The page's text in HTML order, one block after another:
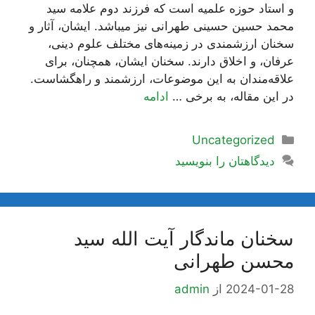
و استاد حوزه علمیه است که فرزند دوم علامه سید
محمد حسین حسینی طهرانی نیز میباشد. ایشان، آثار و
سخنان ارزشمندی در زمینه‌های مختلف علوم دینی،
عرفان، و اخلاق دارند. سخنان ایشان، همچنان، برای
علاقه‌مندان به این موضوعات، ارزشمند و راهگشاست.
در این مقاله، به برخی … ادامه
دسته‌ها
Uncategorized
دیدگاهتان را بنویسید
سخنان ماندگار آیت الله سید
محسن طهرانی
2024-01-28 از admin